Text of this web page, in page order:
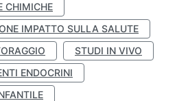
CHIMICHE
IMPATTO SULLA SALUTE
STUDI IN VIVO
ENDOCRINI